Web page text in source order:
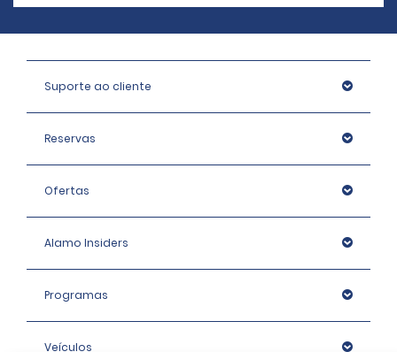
Suporte ao cliente
Reservas
Ofertas
Alamo Insiders
Programas
Veículos